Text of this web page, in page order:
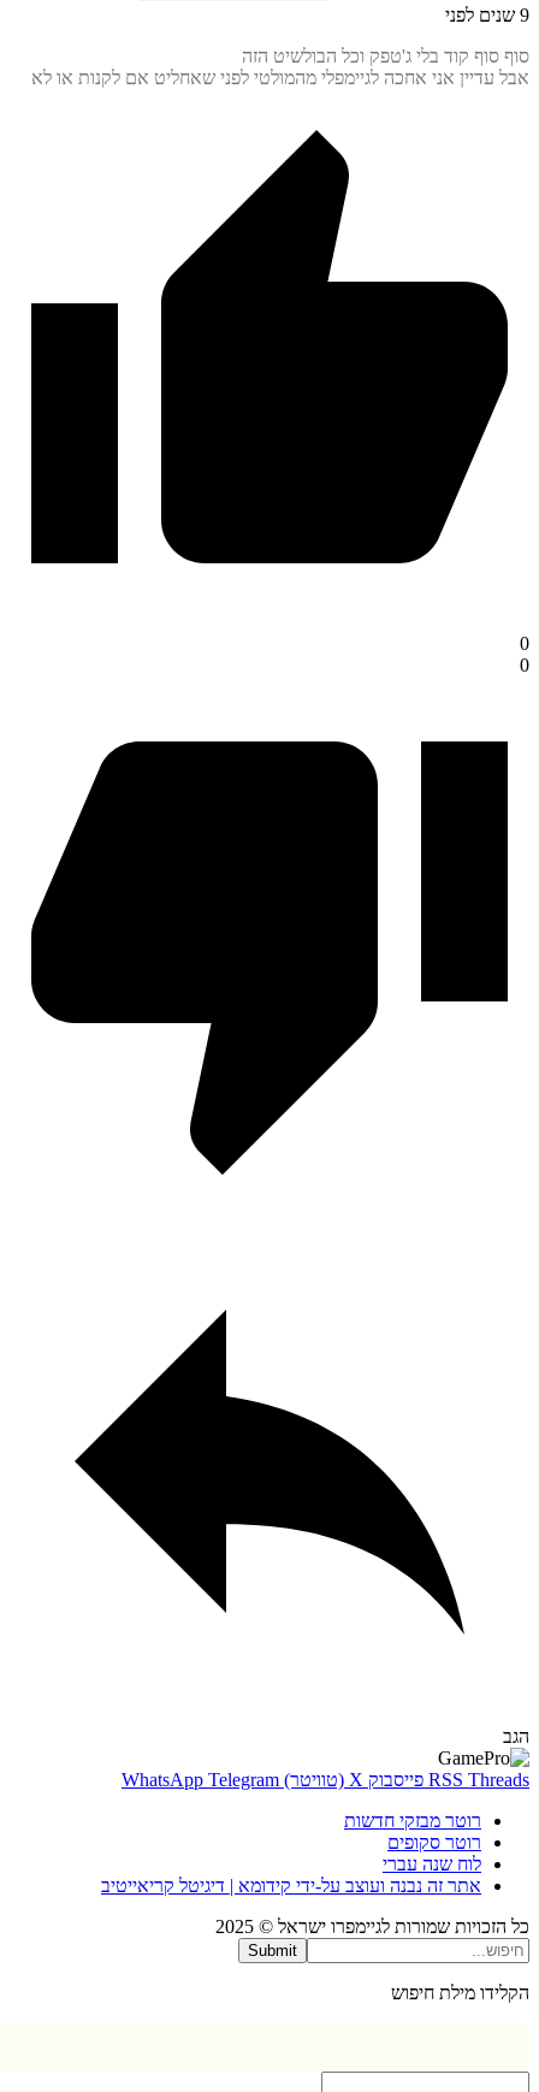
קוד בלי ג'טפק וכל הבולשיט הזה
אני אחכה לגיימפלי מהמולטי לפני שאחליט אם לקנות או לא
RSS פייסבוק X (טוויטר) WhatsApp Telegram
רוטר מבזקי חדשות
רוטר סקופים
לוח שנה עברי
אתר זה נבנה ועוצב על-ידי קידומא | דיגיטל קריאייטיב
שמורות לגיימפרו ישראל © 2025
Submit
מילת חיפוש